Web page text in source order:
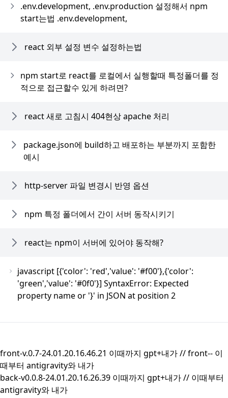
.env.development, .env.production 설정해서 npm
start는법 .env.development,
react 외부 설정 변수 설정하는법
npm start로 react를 로컬에서 실행할때 특정폴더를 정
적으로 접근할수 있게 하려면?
react 새로 고침시 404현상 apache 처리
package.json에 build하고 배포하는 부분까지 포함한
예시
http-server 파일 변경시 반영 옵션
npm 특정 폴더에서 간이 서버 동작시키기
react는 npm이 서버에 있어야 동작해?
javascript [{'color': 'red','value': '#f00'},{'color':
'green','value': '#0f0'}] SyntaxError: Expected
property name or '}' in JSON at position 2
front-v.0.7-24.01.20.16.46.21 이때까지 gpt+내가 //front-- 이
때부터 antigravity와 내가
back-v0.0.8-24.01.20.16.26.39 이때까지 gpt+내가 // 이때부터
antigravity와 내가